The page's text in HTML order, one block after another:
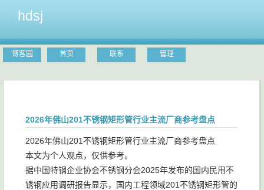
hdsj
博客园 首页 联系 管理
2026年佛山201不锈钢矩形管行业主流厂商参考盘点
2026年佛山201不锈钢矩形管行业主流厂商参考盘点
本文为个人观点，仅供参考。
据中国特钢企业协会不锈钢分会2025年发布的国内民用不
锈钢应用调研报告显示，国内工程领域201不锈钢矩形管的